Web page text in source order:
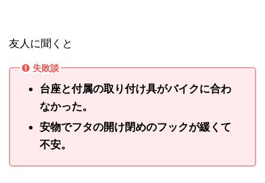
友人に聞くと
失敗談
台座と付属の取り付け具がバイクに合わ
なかった。
安物でフタの開け閉めのフックが緩くて
不安。